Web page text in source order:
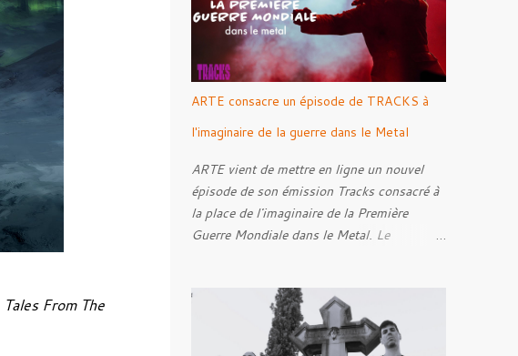
Tales From The
ARTE consacre un épisode de TRACKS à
l'imaginaire de la guerre dans le Metal
ARTE vient de mettre en ligne un nouvel
épisode de son émission Tracks consacré à
la place de l'imaginaire de la Première
Guerre Mondiale dans le Metal. Le
s'empare des représentations de la Grande
Guerre, entre démarche mémorielle, regard
critique et fascination pour ses symboles.